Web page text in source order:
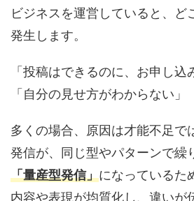
ビジネスを運営していると、ど
発生します。
「投稿はできるのに、お申し込
「自分の見せ方がわからない」
多くの場合、原因は才能不足で
発信が、同じ型やパターンで繰
「量産型発信」になっているた
内容や表現が均質化し、違いが